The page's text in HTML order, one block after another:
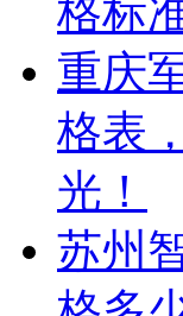
格标
重庆
格表
光！
苏州